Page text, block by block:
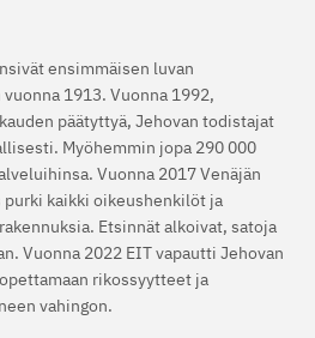
ensimmäisen luvan
1913. Vuonna 1992,
päätyttyä, Jehovan todistajat
Myöhemmin jopa 290 000
Vuonna 2017 Venäjän
kaikki oikeushenkilöt ja
Etsinnät alkoivat, satoja
Vuonna 2022 EIT vapautti Jehovan
rikossyytteet ja
vahingon.